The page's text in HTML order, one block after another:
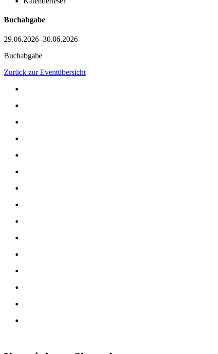
Buchabgabe
29.06.2026–30.06.2026
Buchabgabe
Zurück zur Eventübersicht